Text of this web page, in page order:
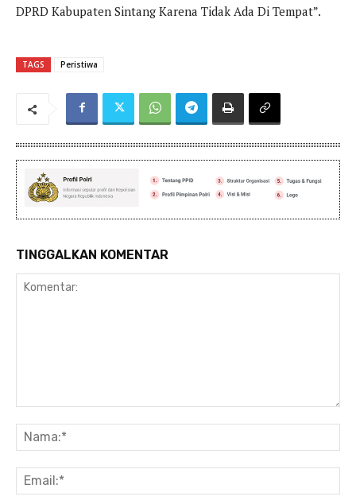
DPRD Kabupaten Sintang Karena Tidak Ada Di Tempat”.
TAGS Peristiwa
TINGGALKAN KOMENTAR